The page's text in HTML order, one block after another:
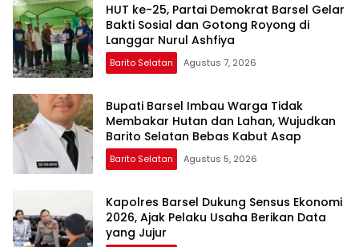
HUT ke-25, Partai Demokrat Barsel Gelar
Bakti Sosial dan Gotong Royong di
Langgar Nurul Ashfiya
Barito Selatan Agustus 7, 2026
Bupati Barsel Imbau Warga Tidak
Membakar Hutan dan Lahan, Wujudkan
Barito Selatan Bebas Kabut Asap
Barito Selatan Agustus 5, 2026
Kapolres Barsel Dukung Sensus Ekonomi
2026, Ajak Pelaku Usaha Berikan Data
yang Jujur